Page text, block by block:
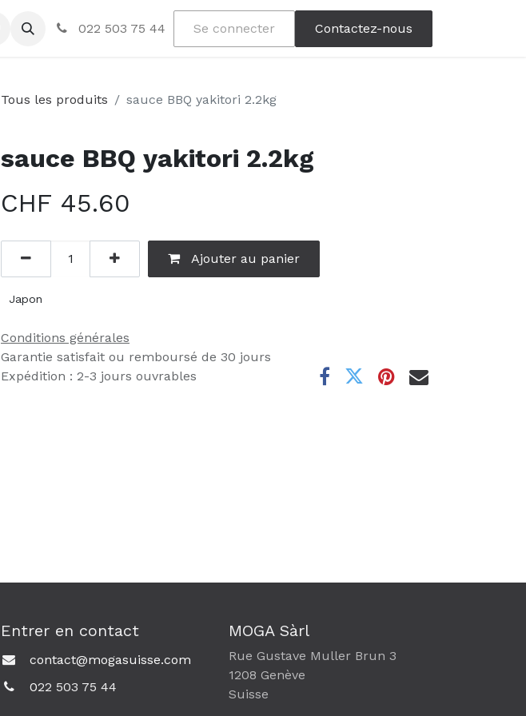
022 503 75 44 Se connecter Contactez-nous
Tous les produits sauce BBQ yakitori 2.2kg
sauce BBQ yakitori 2.2kg
CHF 45.60
Ajouter au panier
Japon
Conditions générales
Garantie satisfait ou remboursé de 30 jours
Expédition : 2-3 jours ouvrables
Entrer en contact
contact@mogasuisse.com​
022 503 75 44
MOGA Sàrl
Rue Gustave Muller Brun 3
1208 Genève
Suisse